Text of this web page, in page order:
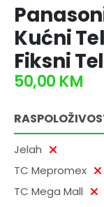
Kućni
Fiksni
50,00 KM
Jelah
TC Mepromex
TC Mega Mall